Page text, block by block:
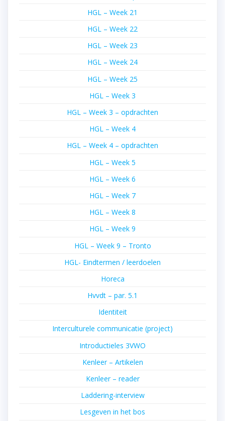
HGL – Week 21
HGL – Week 22
HGL – Week 23
HGL – Week 24
HGL – Week 25
HGL – Week 3
HGL – Week 3 – opdrachten
HGL – Week 4
HGL – Week 4 – opdrachten
HGL – Week 5
HGL – Week 6
HGL – Week 7
HGL – Week 8
HGL – Week 9
HGL – Week 9 – Tronto
HGL- Eindtermen / leerdoelen
Horeca
Hvvdt – par. 5.1
Identiteit
Interculturele communicatie (project)
Introductieles 3VWO
Kenleer – Artikelen
Kenleer – reader
Laddering-interview
Lesgeven in het bos